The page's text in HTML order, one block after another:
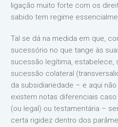
ligação muito forte com os
sabido tem regime
Tal se dá na medida em que,
sucessório no que tange às
sucessão legítima, estabelece,
sucessão colateral
da subsidiariedade – e aqui
existem notas diferenciais
(ou legal) ou testamentária –
certa rigidez dentro dos